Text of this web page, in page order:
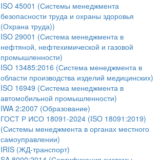
ISO 45001 (Системы менеджмента
безопасности труда и охраны здоровья
(Охрана труда))
ISO 29001 (Система менеджмента в
нефтяной, нефтехимической и газовой
промышленности)
ISO 13485:2016 (Система менеджмента в
области производства изделий медицинских)
ISO 16949 (Система менеджмента в
автомобильной промышленности)
IWA 2:2007 (Образование)
ГОСТ Р ИСО 18091-2024 (ISO 18091:2019)
(Системы менеджмента в органах местного
самоуправлении)
IRIS (ЖД-транспорт)